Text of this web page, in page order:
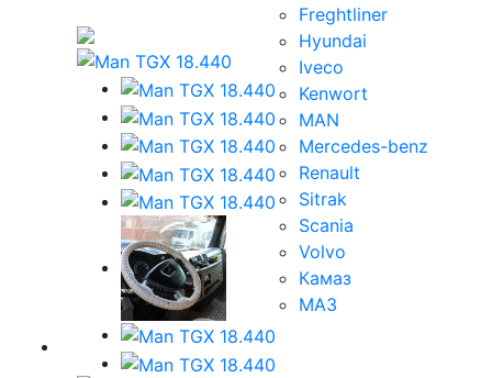
Freghtliner
Hyundai
Iveco
Kenwort
MAN
Mercedes-benz
Renault
Sitrak
Scania
Volvo
Камаз
МАЗ
Полуприцепы